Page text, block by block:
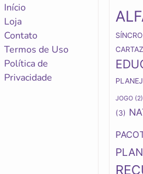
Início
Loja
Contato
Termos de Uso
Política de
Privacidade
JOGO(2)
(3)